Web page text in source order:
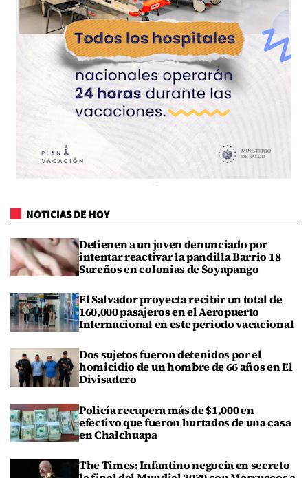
NOTICIAS DE HOY
Detienen a un joven denunciado por
intentar reactivar la pandilla Barrio 18
Sureños en colonias de Soyapango
El Salvador proyecta recibir un total de
160,000 pasajeros en el Aeropuerto
Internacional en este periodo vacacional
Dos sujetos fueron detenidos por el
homicidio de un hombre de 66 años en El
Divisadero
Policía recupera más de $1,000 en
efectivo que fueron hurtados de una casa
en Chalchuapa
The Times: Infantino negocia en secreto